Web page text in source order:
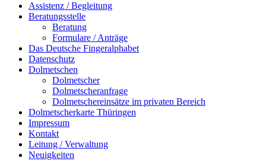
Assistenz / Begleitung
Beratungsstelle
Beratung
Formulare / Anträge
Das Deutsche Fingeralphabet
Datenschutz
Dolmetschen
Dolmetscher
Dolmetscheranfrage
Dolmetschereinsätze im privaten Bereich
Dolmetscherkarte Thüringen
Impressum
Kontakt
Leitung / Verwaltung
Neuigkeiten